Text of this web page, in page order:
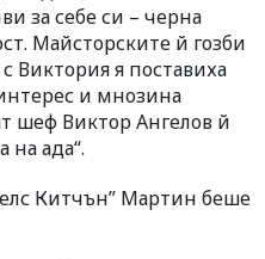
за себе си – черна
Майсторските й гозби
Виктория я поставиха
и мнозина
шеф Виктор Ангелов й
на ада“.
Китчън” Мартин беше